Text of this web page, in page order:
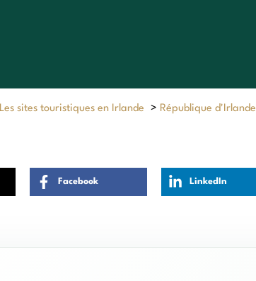
Les sites touristiques en Irlande > République d'Irlande
Facebook LinkedIn